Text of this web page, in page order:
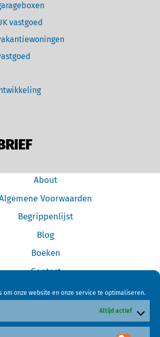
om onze website en onze service te optimaliseren.
Altijd actief
vastgoed
About
Voorwaarden
Begrippenlijst
Blog
Boeken
Contact
Cookiebeleid (EU)
Forum